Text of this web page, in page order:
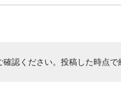
確認ください。投稿した時点で